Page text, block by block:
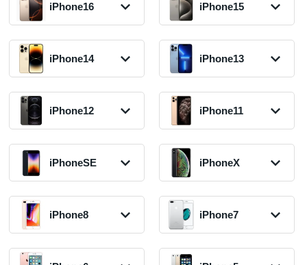
iPhone16
iPhone16 Pro
2024年モデル
126,800円〜
2024年モデル
在庫数:1
iPhone15
iPhone15 Pro
2023年モデル
86,800円〜
2023年モデル
在庫数:3
iPhone14
iPhone14 Plus
2022年モデル
49,800円〜
2022年モデル
在庫数:7
2022年モデル
iPhone13
iPhone13 Pro
Max
2021年モデル
45,000円〜
iPhone13 Pro
36,800円〜
iPhone13
在庫数:6
iPhone12
iPhone12
2020年モデル
30,300円〜
Max
30,800円〜
iPhone11
iPhone11 Pro
Max
2019年モデル
35,800円〜
iPhone11
16,000円〜
iPhoneSE
iPhoneSE3 第3
世代
2022年モデル
14,800円〜
iPhoneX
iPhoneXR
2018年モデル
15,800円〜
iPhone8
iPhone8 Plus
2017年モデル
iPhone7
iPhone7 Plus
2016年モデル